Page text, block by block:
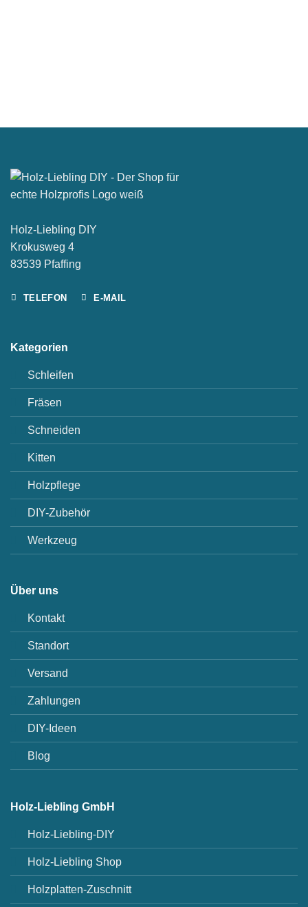
Holz-Liebling DIY
Krokusweg 4
83539 Pfaffing
TELEFON E-MAIL
Kategorien
Schleifen
Fräsen
Schneiden
Kitten
Holzpflege
DIY-Zubehör
Werkzeug
Über uns
Kontakt
Standort
Versand
Zahlungen
DIY-Ideen
Blog
Holz-Liebling GmbH
Holz-Liebling-DIY
Holz-Liebling Shop
Holzplatten-Zuschnitt